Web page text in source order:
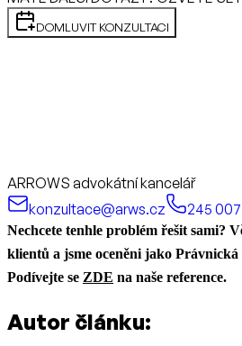
DOMLUVIT KONZULTACI
ARROWS advokátní kancelář
konzultace@arws.cz
245
Nechcete tenhle problém řešit sami?
klientů a jsme oceněni jako
Podívejte se ZDE na naše reference.
Autor článku: